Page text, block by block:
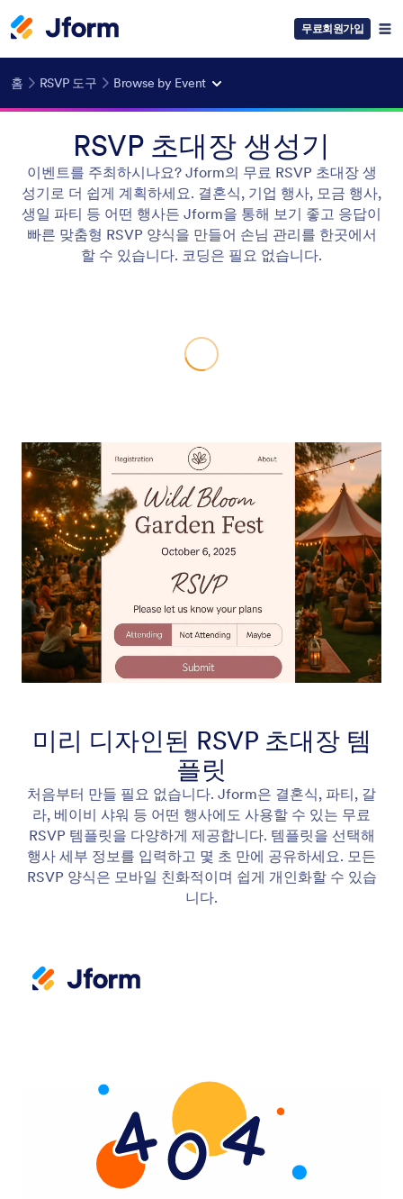
무료회원가입
홈 RSVP 도구 Browse by Event
RSVP 초대장 생성기
이벤트를 주최하시나요? Jform의 무료 RSVP 초대장 생
성기로 더 쉽게 계획하세요. 결혼식, 기업 행사, 모금 행사,
생일 파티 등 어떤 행사든 Jform을 통해 보기 좋고 응답이
빠른 맞춤형 RSVP 양식을 만들어 손님 관리를 한곳에서
할 수 있습니다. 코딩은 필요 없습니다.
미리 디자인된 RSVP 초대장 템
플릿
처음부터 만들 필요 없습니다. Jform은 결혼식, 파티, 갈
라, 베이비 샤워 등 어떤 행사에도 사용할 수 있는 무료
RSVP 템플릿을 다양하게 제공합니다. 템플릿을 선택해
행사 세부 정보를 입력하고 몇 초 만에 공유하세요. 모든
RSVP 양식은 모바일 친화적이며 쉽게 개인화할 수 있습
니다.